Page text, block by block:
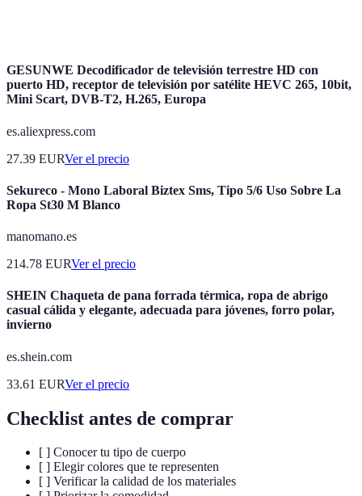
GESUNWE Decodificador de televisión terrestre HD con
puerto HD, receptor de televisión por satélite HEVC 265, 10bit,
Mini Scart, DVB-T2, H.265, Europa
es.aliexpress.com
27.39 EURVer el precio
Sekureco - Mono Laboral Biztex Sms, Tipo 5/6 Uso Sobre La
Ropa St30 M Blanco
manomano.es
214.78 EURVer el precio
SHEIN Chaqueta de pana forrada térmica, ropa de abrigo
casual cálida y elegante, adecuada para jóvenes, forro polar,
invierno
es.shein.com
33.61 EURVer el precio
Checklist antes de comprar
[ ] Conocer tu tipo de cuerpo
[ ] Elegir colores que te representen
[ ] Verificar la calidad de los materiales